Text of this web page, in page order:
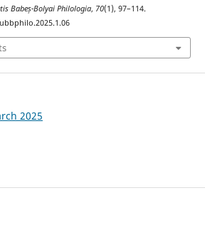
Babeș-Bolyai Philologia, 70(1), 97–114.
2025